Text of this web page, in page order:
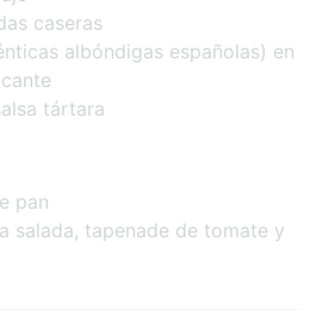
caseras
albóndigas españolas) en
tártara
pan
salada, tapenade de tomate y